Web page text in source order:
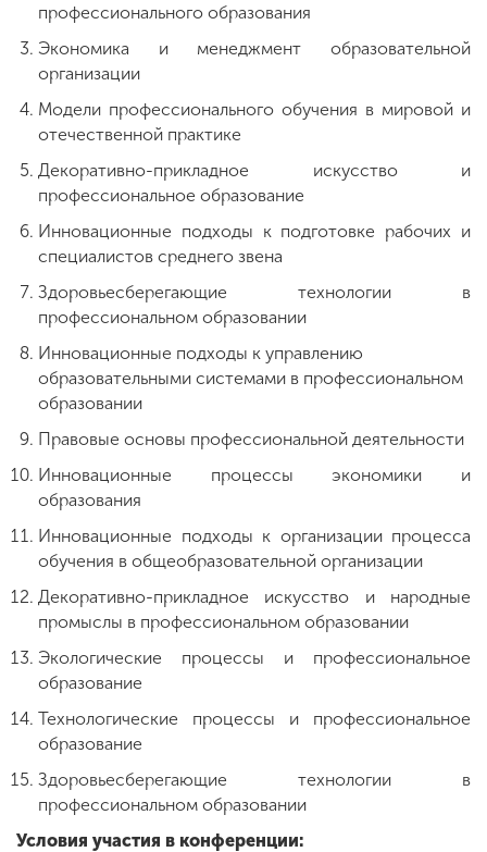
профессионального образования
Экономика и менеджмент образовательной
организации
Модели профессионального обучения в мировой и
отечественной практике
Декоративно-прикладное искусство и
профессиональное образование
Инновационные подходы к подготовке рабочих и
специалистов среднего звена
Здоровьесберегающие технологии в
профессиональном образовании
Инновационные подходы к управлению
образовательными системами в профессиональном
образовании
Правовые основы профессиональной деятельности
Инновационные процессы экономики и
образования
Инновационные подходы к организации процесса
обучения в общеобразовательной организации
Декоративно-прикладное искусство и народные
промыслы в профессиональном образовании
Экологические процессы и профессиональное
образование
Технологические процессы и профессиональное
образование
Здоровьесберегающие технологии в
профессиональном образовании
Условия участия в конференции: